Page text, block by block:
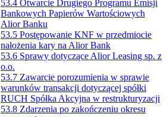
53.4 Otwarcie Drugiego Programu Emisji
Bankowych Papierów Wartościowych
Alior Banku
53.5 Postępowanie KNF w przedmiocie
nałożenia kary na Alior Bank
53.6 Sprawy dotyczące Alior Leasing sp. z
o.o.
53.7 Zawarcie porozumienia w sprawie
warunków transakcji dotyczącej spółki
RUCH Spółka Akcyjna w restrukturyzacji
53.8 Zdarzenia po zakończeniu okresu